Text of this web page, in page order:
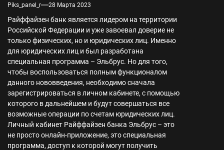
Piks_panel_r 28 Марта 2023
Райффайзен банк является лидером на территории
Российской Федерации и уже завоевал доверие не
только физических, но и юридических лиц. Именно
для юридических лиц и был разработана
специальная программа – Эльбрус. Но для того,
чтобы воспользоваться полным функционалом
данного нововведения, необходимо сначала
зарегистрироваться в личном кабинете, с помощью
которого в дальнейшем и будут совершаться все
возможные операции по счетам юридических лиц.
Личный кабинет Райффайзен банка Эльбрус – это
не просто онлайн-приложение, это специальная
программа, доступ к которой могут получить